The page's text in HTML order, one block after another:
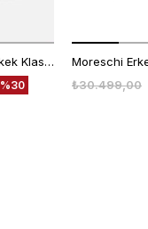
Kemal Tanca Bağcıklı Erkek Klasik Ayakkabı 7453
%30 ₺30.499,00